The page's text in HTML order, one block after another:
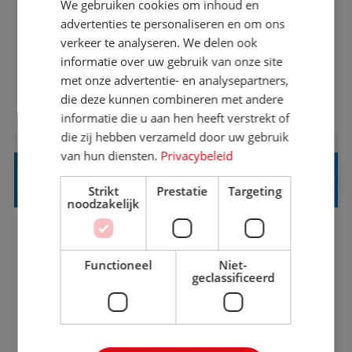
Met jouw ervaring in de reisbranche of
achtergrond in toerisme ben je klaar voor de
volgende stap. Vanaf je stoel reis je de hele
wereld over en speel je moeiteloos in op de
wensen van je team, je klant en wat er in de
reiswereld gebeurt. Met je enthousiasme weet je
klanten te overtuigen om die droomreis te
boeken! ...
BEKIJK VACATURE
REISADVISEUR ALLROUND
Aalsmeer, Noord-Holland, Nederland
33-36 uur
MBO
Een vakantie plannen is het leukste dat er is. Of
het nu voor jezelf is, of voor een ander: jij vindt
We gebruiken cookies om inhoud en
advertenties te personaliseren en om ons
verkeer te analyseren. We delen ook
informatie over uw gebruik van onze site
met onze advertentie- en analysepartners,
die deze kunnen combineren met andere
informatie die u aan hen heeft verstrekt of
die zij hebben verzameld door uw gebruik
van hun diensten. Privacybeleid
Strikt
noodzakelijk
Prestatie Targeting
Functioneel
Niet-
geclassificeerd